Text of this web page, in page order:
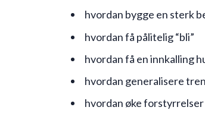
hvordan bygge en sterk
hvordan få pålitelig “bli”
hvordan få en innkalling
hvordan generalisere
hvordan øke